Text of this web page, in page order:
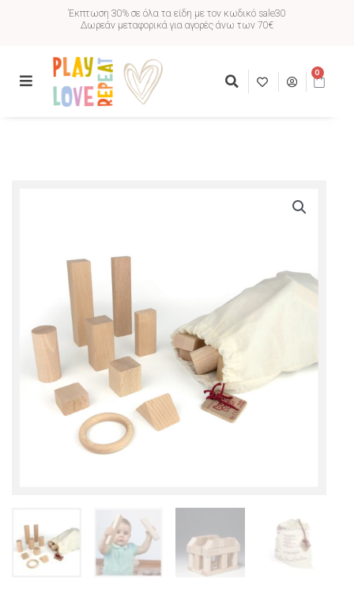
Έκπτωση 30% σε όλα τα είδη με τον κωδικό sale30
Δωρεάν μεταφορικά για αγορές άνω των 70€
0